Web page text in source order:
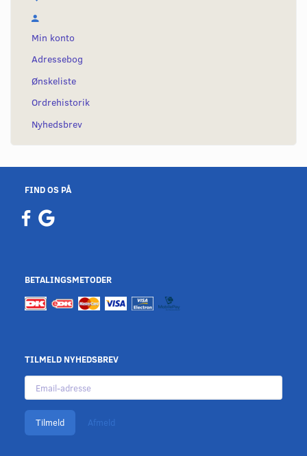
Min konto
Adressebog
Ønskeliste
Ordrehistorik
Nyhedsbrev
FIND OS PÅ
BETALINGSMETODER
TILMELD NYHEDSBREV
Email-
adresse
Tilmeld Afmeld